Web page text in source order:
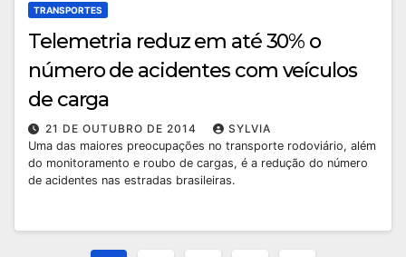
TRANSPORTES
Telemetria reduz em até 30% o
número de acidentes com veículos
de carga
21 DE OUTUBRO DE 2014
SYLVIA
Uma das maiores preocupações no transporte rodoviário, além
do monitoramento e roubo de cargas, é a redução do número
de acidentes nas estradas brasileiras.